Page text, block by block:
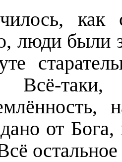
как
люди были
Всё-
от